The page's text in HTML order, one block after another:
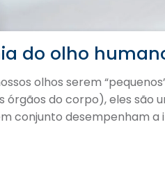
do olho
olhos serem
órgãos do corpo), eles são
conjunto desempenham a